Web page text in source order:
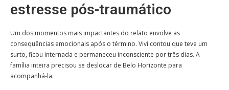
estresse pós-traumático
Um dos momentos mais impactantes do relato envolve as
consequências emocionais após o término. Vivi contou que teve um
surto, ficou internada e permaneceu inconsciente por três dias. A
família inteira precisou se deslocar de Belo Horizonte para
acompanhá-la.